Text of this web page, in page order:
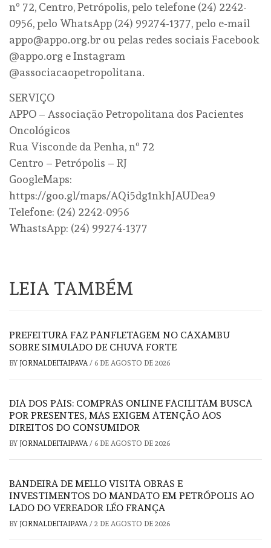
nº 72, Centro, Petrópolis, pelo telefone (24) 2242-
0956, pelo WhatsApp (24) 99274-1377, pelo e-mail
appo@appo.org.br ou pelas redes sociais Facebook
@appo.org e Instagram
@associacaopetropolitana.
SERVIÇO
APPO – Associação Petropolitana dos Pacientes
Oncológicos
Rua Visconde da Penha, nº 72
Centro – Petrópolis – RJ
GoogleMaps:
https://goo.gl/maps/AQi5dg1nkhJAUDea9
Telefone: (24) 2242-0956
WhastsApp: (24) 99274-1377
LEIA TAMBÉM
PREFEITURA FAZ PANFLETAGEM NO CAXAMBU
SOBRE SIMULADO DE CHUVA FORTE
BY JORNALDEITAIPAVA/ 6 DE AGOSTO DE 2026
DIA DOS PAIS: COMPRAS ONLINE FACILITAM BUSCA
POR PRESENTES, MAS EXIGEM ATENÇÃO AOS
DIREITOS DO CONSUMIDOR
BY JORNALDEITAIPAVA/ 6 DE AGOSTO DE 2026
BANDEIRA DE MELLO VISITA OBRAS E
INVESTIMENTOS DO MANDATO EM PETRÓPOLIS AO
LADO DO VEREADOR LÉO FRANÇA
BY JORNALDEITAIPAVA/ 2 DE AGOSTO DE 2026